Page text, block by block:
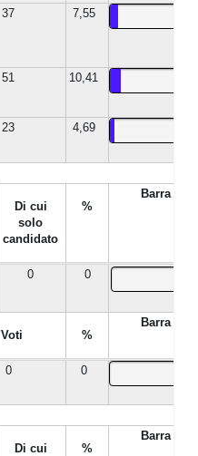
37 7,55
51 10,41
23 4,69
Di cui
solo
candidato
%
Barra %
0 0
Voti %
Barra %
0 0
Di cui
%
Barra %